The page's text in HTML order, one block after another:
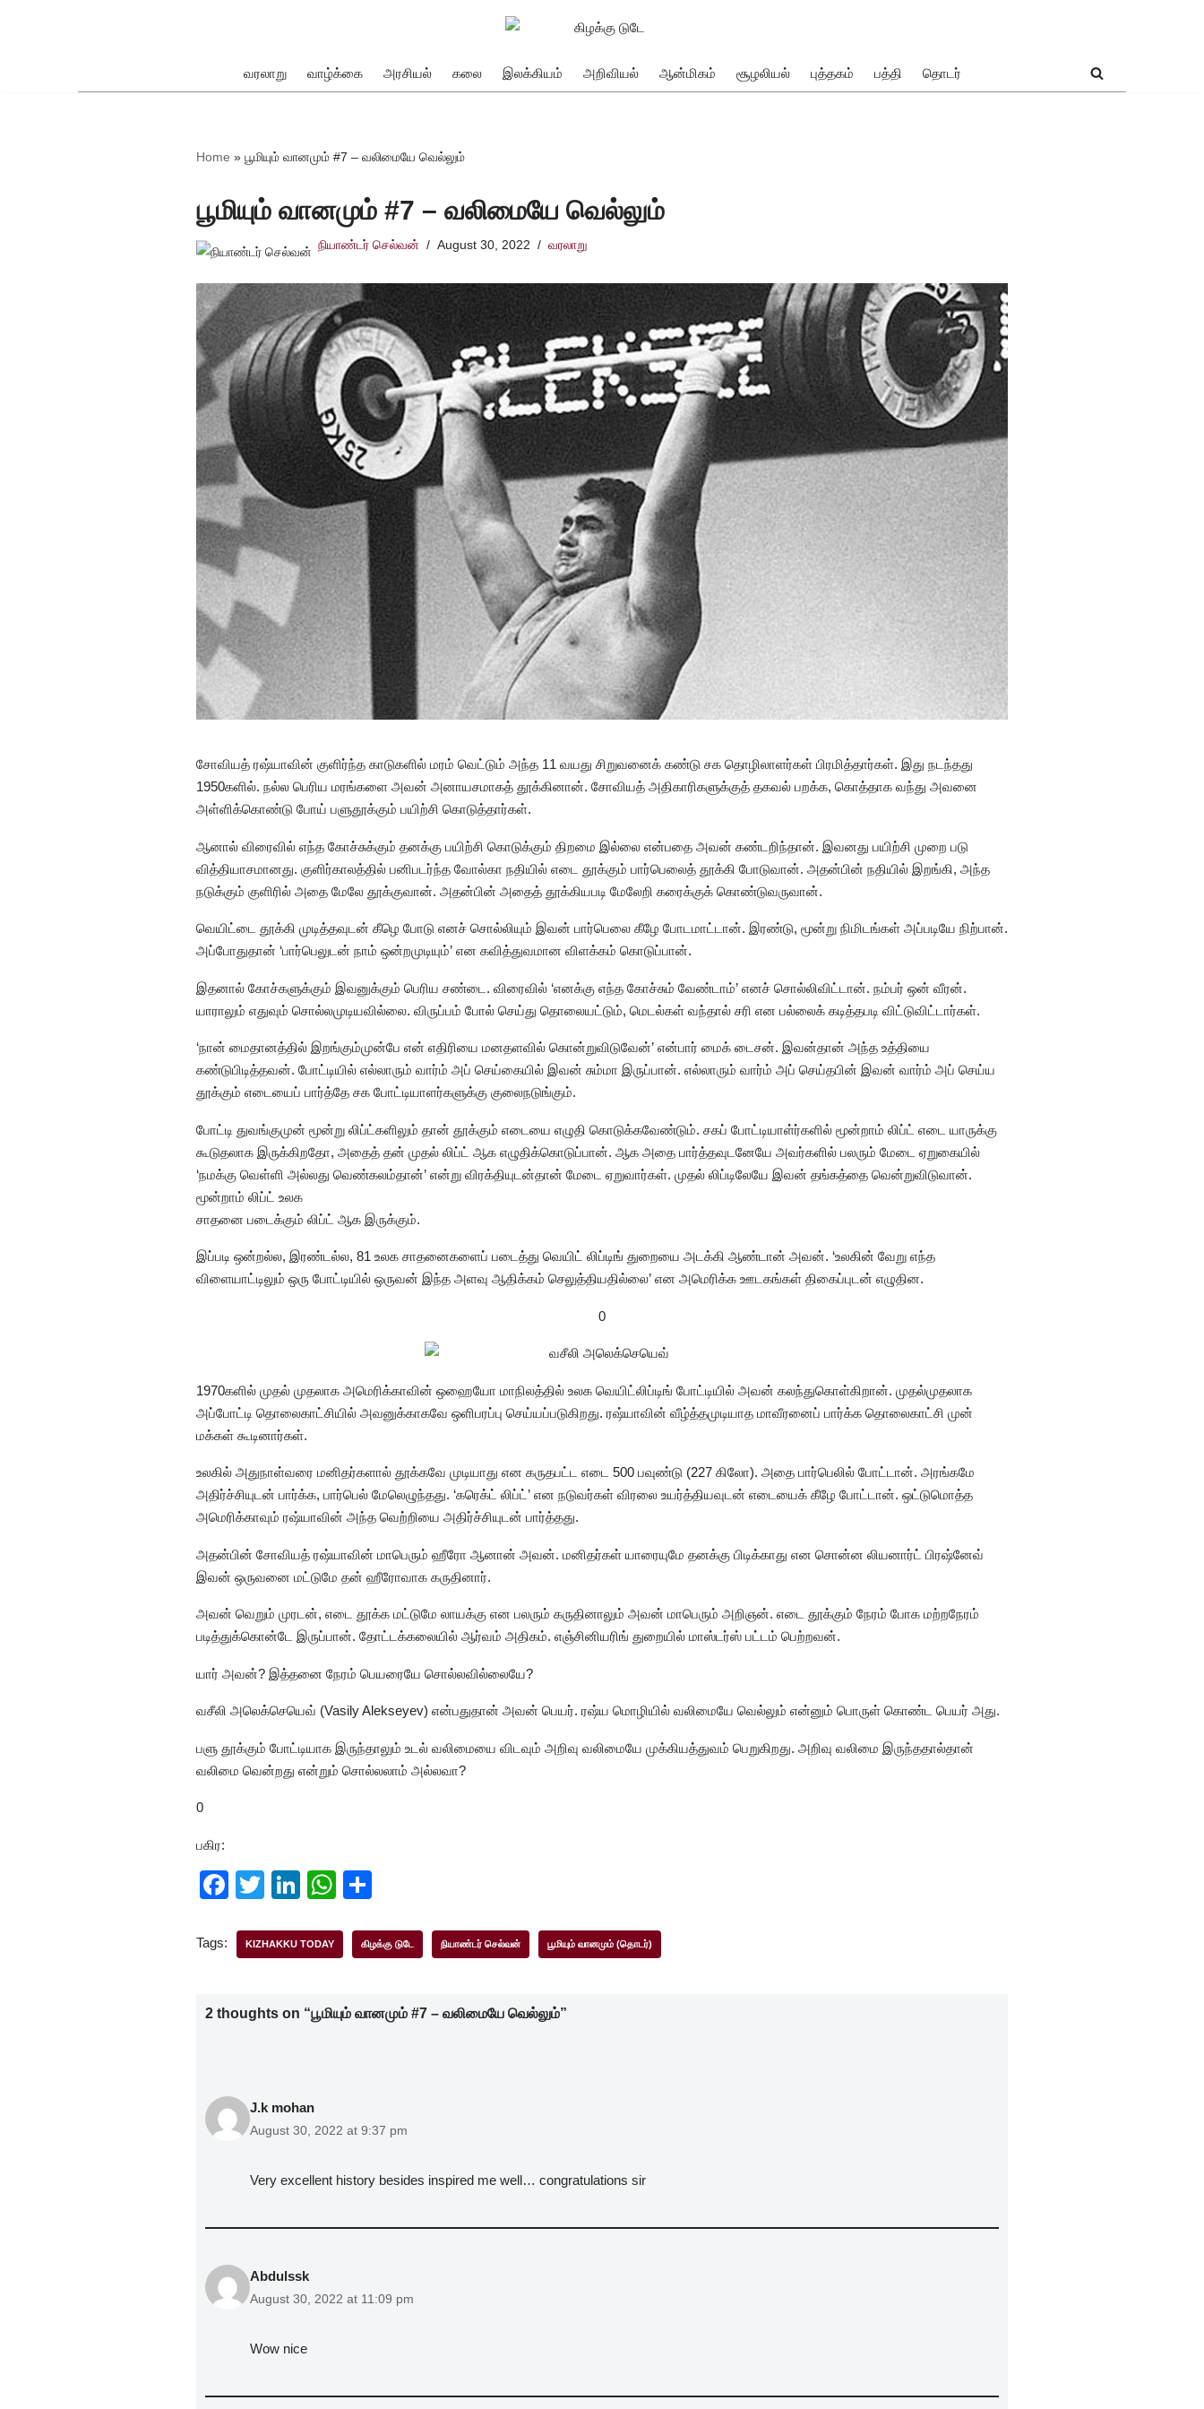
வரலாறு வாழ்க்கை அரசியல் கலை இலக்கியம் அறிவியல் ஆன்மிகம் சூழலியல் புத்தகம் பத்தி தொடர்
Home » பூமியும் வானமும் #7 – வலிமையே வெல்லும்
பூமியும் வானமும் #7 – வலிமையே வெல்லும்
நியாண்டர் செல்வன் August 30, 2022 வரலாறு
சோவியத் ரஷ்யாவின் குளிர்ந்த காடுகளில் மரம் வெட்டும் அந்த 11 வயது சிறுவனைக் கண்டு சக தொழிலாளர்கள் பிரமித்தார்கள். இது நடந்தது
1950களில். நல்ல பெரிய மரங்களை அவன் அனாயசமாகத் தூக்கினான். சோவியத் அதிகாரிகளுக்குத் தகவல் பறக்க, கொத்தாக வந்து அவனை
அள்ளிக்கொண்டு போய் பளுதூக்கும் பயிற்சி கொடுத்தார்கள்.
ஆனால் விரைவில் எந்த கோச்சுக்கும் தனக்கு பயிற்சி கொடுக்கும் திறமை இல்லை என்பதை அவன் கண்டறிந்தான். இவனது பயிற்சி முறை படு
வித்தியாசமானது. குளிர்காலத்தில் பனிபடர்ந்த வோல்கா நதியில் எடை தூக்கும் பார்பெலைத் தூக்கி போடுவான். அதன்பின் நதியில் இறங்கி, அந்த
நடுக்கும் குளிரில் அதை மேலே தூக்குவான். அதன்பின் அதைத் தூக்கியபடி மேலேறி கரைக்குக் கொண்டுவருவான்.
வெயிட்டை தூக்கி முடித்தவுடன் கீழெ போடு எனச் சொல்லியும் இவன் பார்பெலை கீழே போடமாட்டான். இரண்டு, மூன்று நிமிடங்கள் அப்படியே நிற்பான்.
அப்போதுதான் ‘பார்பெலுடன் நாம் ஒன்றமுடியும்’ என கவித்துவமான விளக்கம் கொடுப்பான்.
இதனால் கோச்களுக்கும் இவனுக்கும் பெரிய சண்டை. விரைவில் ‘எனக்கு எந்த கோச்சும் வேண்டாம்’ எனச் சொல்லிவிட்டான். நம்பர் ஒன் வீரன்.
யாராலும் எதுவும் சொல்லமுடியவில்லை. விருப்பம் போல் செய்து தொலையட்டும், மெடல்கள் வந்தால் சரி என பல்லைக் கடித்தபடி விட்டுவிட்டார்கள்.
‘நான் மைதானத்தில் இறங்கும்முன்பே என் எதிரியை மனதளவில் கொன்றுவிடுவேன்’ என்பார் மைக் டைசன். இவன்தான் அந்த உத்தியை
கண்டுபிடித்தவன். போட்டியில் எல்லாரும் வார்ம் அப் செய்கையில் இவன் சும்மா இருப்பான். எல்லாரும் வார்ம் அப் செய்தபின் இவன் வார்ம் அப் செய்ய
தூக்கும் எடையைப் பார்த்தே சக போட்டியாளர்களுக்கு குலைநடுங்கும்.
போட்டி துவங்குமுன் மூன்று லிப்ட்களிலும் தான் தூக்கும் எடையை எழுதி கொடுக்கவேண்டும். சகப் போட்டியாள்ர்களில் மூன்றாம் லிப்ட் எடை யாருக்கு
கூடுதலாக இருக்கிறதோ, அதைத் தன் முதல் லிப்ட் ஆக எழுதிக்கொடுப்பான். ஆக அதை பார்த்தவுடனேயே அவர்களில் பலரும் மேடை ஏறுகையில்
‘நமக்கு வெள்ளி அல்லது வெண்கலம்தான்’ என்று விரக்தியுடன்தான் மேடை ஏறுவார்கள். முதல் லிப்டிலேயே இவன் தங்கத்தை வென்றுவிடுவான்.
மூன்றாம் லிப்ட் உலக
சாதனை படைக்கும் லிப்ட் ஆக இருக்கும்.
இப்படி ஒன்றல்ல, இரண்டல்ல, 81 உலக சாதனைகளைப் படைத்து வெயிட் லிப்டிங் துறையை அடக்கி ஆண்டான் அவன். ‘உலகின் வேறு எந்த
விளையாட்டிலும் ஒரு போட்டியில் ஒருவன் இந்த அளவு ஆதிக்கம் செலுத்தியதில்லை’ என அமெரிக்க ஊடகங்கள் திகைப்புடன் எழுதின.
0
1970களில் முதல் முதலாக அமெரிக்காவின் ஒஹையோ மாநிலத்தில் உலக வெயிட்லிப்டிங் போட்டியில் அவன் கலந்துகொள்கிறான். முதல்முதலாக
அப்போட்டி தொலைகாட்சியில் அவனுக்காகவே ஒளிபரப்பு செய்யப்படுகிறது. ரஷ்யாவின் வீழ்த்தமுடியாத மாவீரனைப் பார்க்க தொலைகாட்சி முன்
மக்கள் கூடினார்கள்.
உலகில் அதுநாள்வரை மனிதர்களால் தூக்கவே முடியாது என கருதபட்ட எடை 500 பவுண்டு (227 கிலோ). அதை பார்பெலில் போட்டான். அரங்கமே
அதிர்ச்சியுடன் பார்க்க, பார்பெல் மேலெழுந்தது. ‘கரெக்ட் லிப்ட்’ என நடுவர்கள் விரலை உயர்த்தியவுடன் எடையைக் கீழே போட்டான். ஒட்டுமொத்த
அமெரிக்காவும் ரஷ்யாவின் அந்த வெற்றியை அதிர்ச்சியுடன் பார்த்தது.
அதன்பின் சோவியத் ரஷ்யாவின் மாபெரும் ஹீரோ ஆனான் அவன். மனிதர்கள் யாரையுமே தனக்கு பிடிக்காது என சொன்ன லியனார்ட் பிரஷ்னேவ்
இவன் ஒருவனை மட்டுமே தன் ஹீரோவாக கருதினார்.
அவன் வெறும் முரடன், எடை தூக்க மட்டுமே லாயக்கு என பலரும் கருதினாலும் அவன் மாபெரும் அறிஞன். எடை தூக்கும் நேரம் போக மற்றநேரம்
படித்துக்கொன்டே இருப்பான். தோட்டக்கலையில் ஆர்வம் அதிகம். எஞ்சினியரிங் துறையில் மாஸ்டர்ஸ் பட்டம் பெற்றவன்.
யார் அவன்? இத்தனை நேரம் பெயரையே சொல்லவில்லையே?
வசீலி அலெக்செயெவ் (Vasily Alekseyev) என்பதுதான் அவன் பெயர். ரஷ்ய மொழியில் வலிமையே வெல்லும் என்னும் பொருள் கொண்ட பெயர் அது.
பளு தூக்கும் போட்டியாக இருந்தாலும் உடல் வலிமையை விடவும் அறிவு வலிமையே முக்கியத்துவம் பெறுகிறது. அறிவு வலிமை இருந்ததால்தான்
வலிமை வென்றது என்றும் சொல்லலாம் அல்லவா?
0
பகிர:
F
c
o
T
tt
Li
k
dI
n
W
at
A
p
ar
Tags: KIZHAKKU TODAY கிழக்கு டுடே நியாண்டர் செல்வன் பூமியும் வானமும் (தொடர்)
2 thoughts on “பூமியும் வானமும் #7 – வலிமையே வெல்லும்”
J.k mohan
August 30, 2022 at 9:37 pm
Very excellent history besides inspired me well… congratulations sir
Abdulssk
August 30, 2022 at 11:09 pm
Wow nice